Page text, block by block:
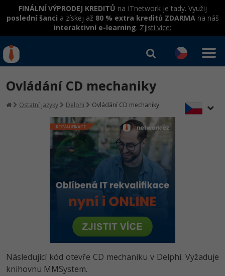
FINÁLNÍ VÝPRODEJ KREDITŮ na ITnetwork je tady. Využij
poslední šanci a získej až 80 % extra kreditů ZDARMAna náš
interaktivní e-learning. Zjisti více:
hrazené úřadem práce
Workshopy zdarma
Umělá inteligence v praxi
Datová analýza v praxi
Školení
Základy programování
Objektové programování - OOP
Umělá inteligence
HTML5, CSS3, Bootstrap, SEO
SQL a databáze
Školení dle technologií
C# .NET
PHP
JavaScript
Kurzy IT profesí
Junior programátor
Programátor WWW aplikací
Senior programátor
Front-end developer
Vývojář mobilních aplikací
Specialista na AI a bigdata
Kurzy programování
Jak začít?
Java -80%
-80%
-80%
JavaScript -80%
Přihlásit se| Registrovat
Ovládání CD mechaniky
Ostatní jazyky Delphi Ovládání CD mechaniky
Následující kód otevře CD mechaniku v Delphi. Vyžaduje
knihovnu MMSystem.